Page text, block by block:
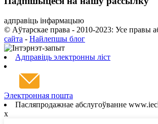
адправіць інфармацыю
© Аўтарскае права - 2010-2023: Усе правы
сайта - Найлепшы блог
Адправіць электронны ліст
Электронная пошта
Пасляпродажнае абслугоўванне
x